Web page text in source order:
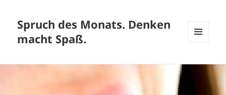
Spruch des Monats. Denken
macht Spaß.
WIDGETS